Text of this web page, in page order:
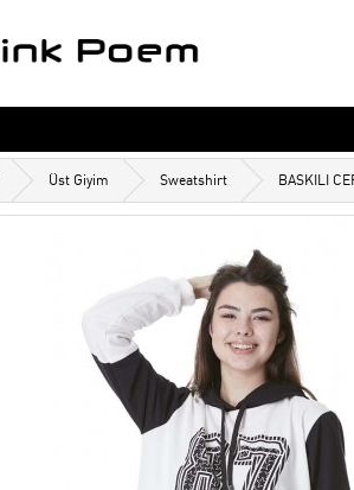
Üst Giyim Sweatshirt BASKILI